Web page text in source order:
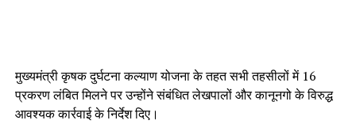
मुख्यमंत्री कृषक दुर्घटना कल्याण योजना के तहत सभी तहसीलों में 16
प्रकरण लंबित मिलने पर उन्होंने संबंधित लेखपालों और कानूनगो के विरुद्ध
आवश्यक कार्रवाई के निर्देश दिए।